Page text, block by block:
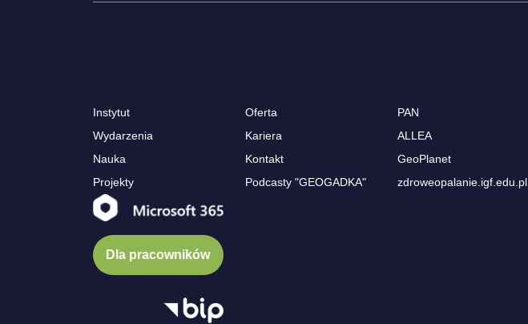
Instytut
Wydarzenia
Nauka
Projekty
Oferta
Kariera
Kontakt
Podcasty "GEOGADKA"
PAN
ALLEA
GeoPlanet
zdroweopalanie.igf.edu.pl
Dla pracowników